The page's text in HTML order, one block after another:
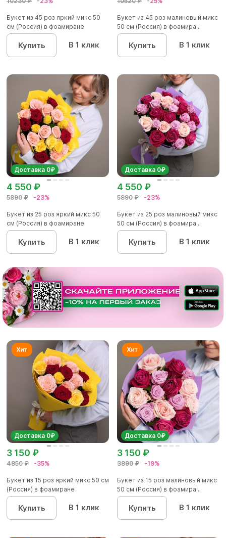
Букет из 45 роз яркий микс 50
см (Россия) в фоамиране
Купить В 1 клик
Букет из 45 роз малиновый микс
50 см (Россия) в фоамира...
Купить В 1 клик
Доставка 0₽
5890 ₽ -23%
4 550 ₽
Букет из 25 роз яркий микс 50
см (Россия) в фоамиране
Купить В 1 клик
Доставка 0₽
5890 ₽ -23%
4 550 ₽
Букет из 25 роз малиновый микс
50 см (Россия) в фоамира...
Купить В 1 клик
Доставка 0₽
4850 ₽ -35%
3 150 ₽
Букет из 15 роз яркий микс 50 см
(Россия) в фоамиране
Купить В 1 клик
Доставка 0₽
3890 ₽ -19%
3 150 ₽
Букет из 15 роз малиновый микс
50 см (Россия) в фоамира...
Купить В 1 клик